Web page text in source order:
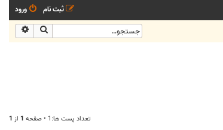
ورود
ثبت نام
جستجو
تعداد پست ها:1 • صفحه 1 از 1